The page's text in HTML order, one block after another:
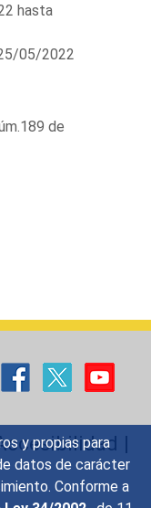
y propias para
datos de carácter
Conforme a
hasta
05/2022
de
|